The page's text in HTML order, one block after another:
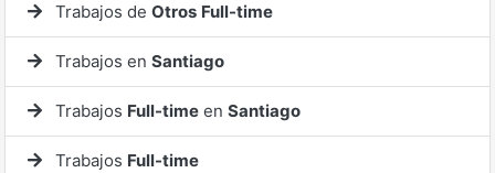
Trabajos de Otros Full-time
Trabajos en Santiago
Trabajos Full-time en Santiago
Trabajos Full-time